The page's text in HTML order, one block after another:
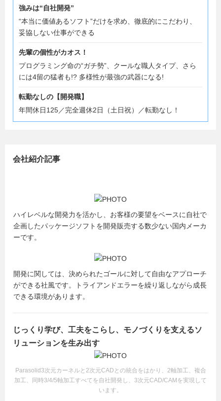
強みは“自社開発”
“本当に価値あるソフト”だけを求め、徹底的にこだわり、
妥協しない仕事ができる
先輩の個性がカオス！
プログラミング命の“ガチ勢”、クールな職人タイプ、さら
には4留の猛者も!? 多様性が最強の武器になる!
転勤なしの【開発職】
年間休日125／完全週休2日（土日祝）／転勤なし！
会社紹介記事
ハイレベルな開発力を活かし、お客様の要望をベースに自社で
企画したパッケージソフトを開発販売する数少ない国内メーカ
ーです。
開発に関しては、決められたゴールに対して自由なアプローチ
ができる社風です。トライアンドエラーを繰り返しながら成長
できる環境があります。
じっくり学び、工夫をこらし、モノづくりを支えるソ
リューションを生み出す
Parasolid3次元カーネルと2次元CADとの統合をはかり、2軸加工、複合
加工、同時3/4/5軸加工すべてを自社開発し、3次元CAD/CAMを実現して
います。